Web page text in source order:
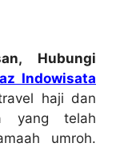
Hubungi
Indowisata
haji dan
yang telah
umroh.